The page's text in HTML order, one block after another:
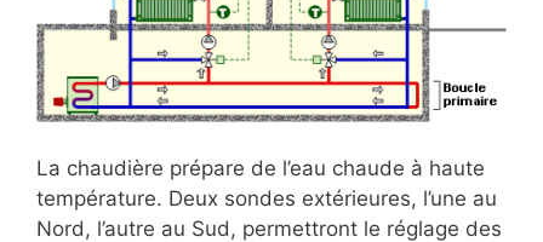
La chaudière prépare de l’eau chaude à haute
température. Deux sondes extérieures, l’une au
Nord, l’autre au Sud, permettront le réglage des